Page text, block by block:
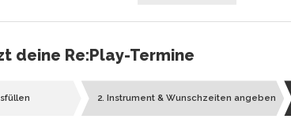
deine Re:Play-Termine
2. Instrument & Wunschzeiten angeben